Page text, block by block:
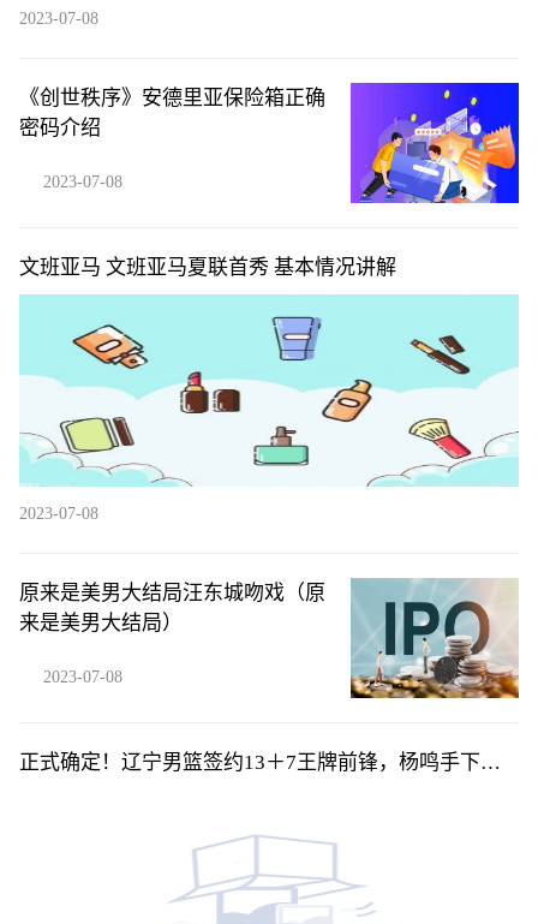
2023-07-08
《创世秩序》安德里亚保险箱正确
密码介绍
2023-07-08
文班亚马 文班亚马夏联首秀 基本情况讲解
2023-07-08
原来是美男大结局汪东城吻戏（原
来是美男大结局）
2023-07-08
正式确定！辽宁男篮签约13＋7王牌前锋，杨鸣手下又